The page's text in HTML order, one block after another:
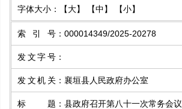
字体大小： 【大】 【中】 【小】
索引号 ： 000014349/2025-20278
发文字号 ：
发文机关 ： 襄垣县人民政府办公室
标题 ： 县政府召开第八十一次常务会议